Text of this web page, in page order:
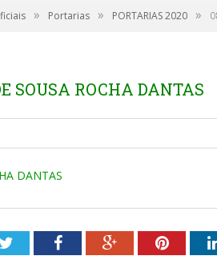
» Portarias » PORTARIAS 2020 »
SOUSA ROCHA DANTAS
DANTAS
TwitterFacebookGoogle+